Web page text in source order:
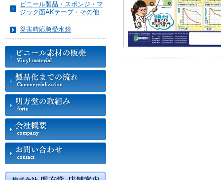
ビニール製品・スポンジ・マ
ジック面AKテープ・その他
災害時応急受水袋